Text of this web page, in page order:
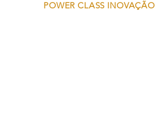
POWER CLASS INOVAÇÃO